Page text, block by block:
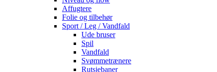
Affugtere
Folie og tilbehør
Sport / Leg / Vandfald
Ude bruser
Spil
Vandfald
Svømmetrænere
Rutsjebaner